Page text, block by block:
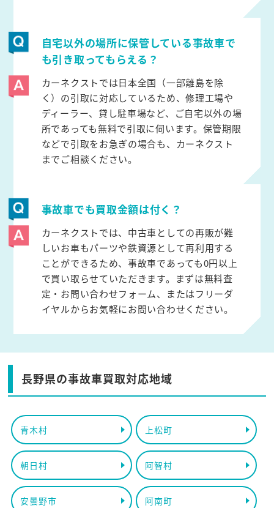
自宅以外の場所に保管している事故車で
も引き取ってもらえる？
カーネクストでは日本全国（一部離島を除
く）の引取に対応しているため、修理工場や
ディーラー、貸し駐車場など、ご自宅以外の場
所であっても無料で引取に伺います。保管期限
などで引取をお急ぎの場合も、カーネクスト
までご相談ください。
事故車でも買取金額は付く？
カーネクストでは、中古車としての再販が難
しいお車もパーツや鉄資源として再利用する
ことができるため、事故車であっても0円以上
で買い取らせていただきます。まずは無料査
定・お問い合わせフォーム、またはフリーダ
イヤルからお気軽にお問い合わせください。
長野県の事故車買取対応地域
青木村 上松町
朝日村 阿智村
安曇野市 阿南町